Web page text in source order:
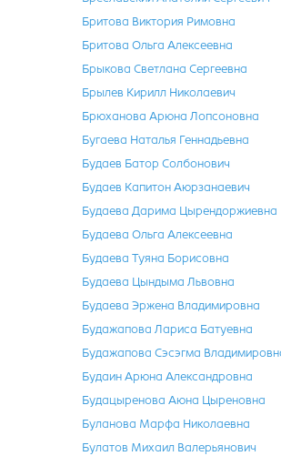
Бритова Виктория Римовна
Бритова Ольга Алексеевна
Брыкова Светлана Сергеевна
Брылев Кирилл Николаевич
Брюханова Арюна Лопсоновна
Бугаева Наталья Геннадьевна
Будаев Батор Солбонович
Будаев Капитон Аюрзанаевич
Будаева Дарима Цырендоржиевна
Будаева Ольга Алексеевна
Будаева Туяна Борисовна
Будаева Цындыма Львовна
Будаева Эржена Владимировна
Будажапова Лариса Батуевна
Будажапова Сэсэгма
Будаин Арюна Александровна
Будацыренова Аюна Цыреновна
Буланова Марфа Николаевна
Булатов Михаил Валерьянович